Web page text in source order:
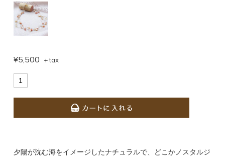
¥5,500 + tax
夕陽が沈む海をイメージしたナチュラルで、どこかノスタルジ